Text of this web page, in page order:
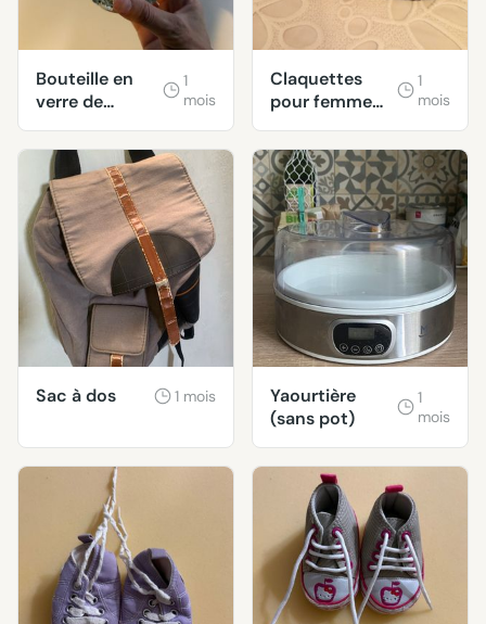
Bouteille en
verre de
décoration
1
mois
Claquettes
pour femme
(39)
1
mois
Sac à dos 1 mois
Yaourtière
(sans pot)
1
mois